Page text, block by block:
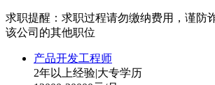
求职提醒：求职过程请勿缴纳费用，谨防
该公司的其他职位
产品开发工程师
2年以上经验|大专学历